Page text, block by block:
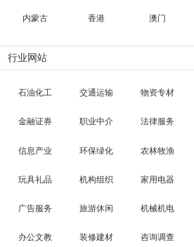
内蒙古 香港 澳门
行业网站
石油化工 交通运输 物资专材
金融证券 职业中介 法律服务
信息产业 环保绿化 农林牧渔
玩具礼品 机构组织 家用电器
广告服务 旅游休闲 机械机电
办公文教 装修建材 咨询调查